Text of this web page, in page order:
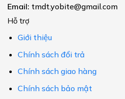
Email: tmdt.yobite@gmail.com
Hỗ trợ
Giới thiệu
Chính sách đổi trả
Chính sách giao hàng
Chính sách bảo mật